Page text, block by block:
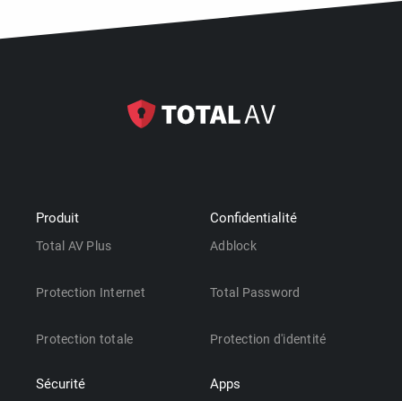
Produit
Total AV Plus
Protection Internet
Protection totale
Sécurité
Confidentialité
Adblock
Total Password
Protection d'identité
Apps